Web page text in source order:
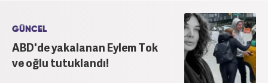
GÜNCEL
ABD'de yakalanan Eylem Tok
ve oğlu tutuklandı!